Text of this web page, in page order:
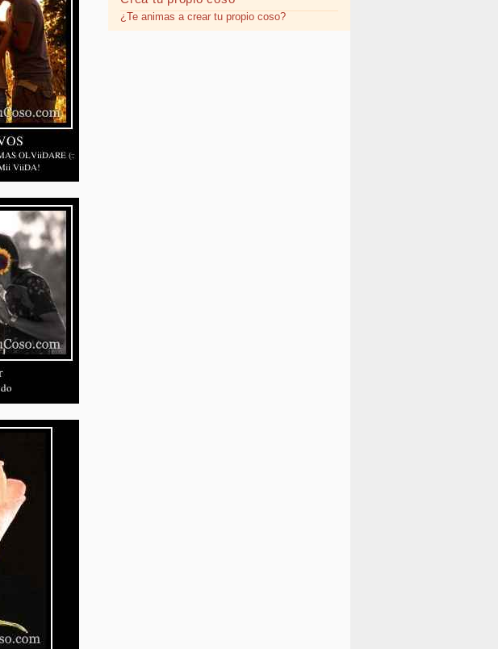
¿Te animas a crear tu propio coso?